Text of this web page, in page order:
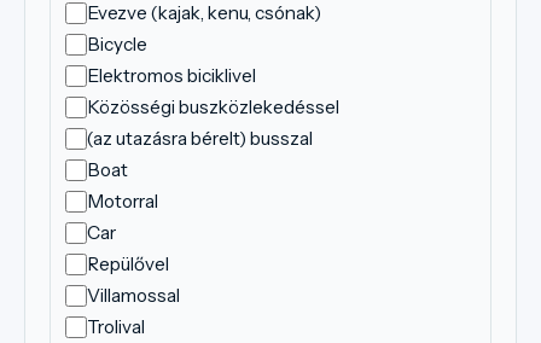
Evezve (kajak, kenu, csónak)
Bicycle
Elektromos biciklivel
Közösségi buszközlekedéssel
(az utazásra bérelt) busszal
Boat
Motorral
Car
Repülővel
Villamossal
Trolival